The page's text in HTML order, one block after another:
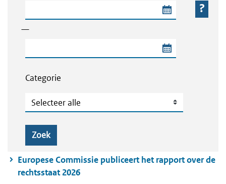
—
Categorie
Categorie
Zoek
Europese Commissie publiceert het rapport over de
rechtsstaat 2026